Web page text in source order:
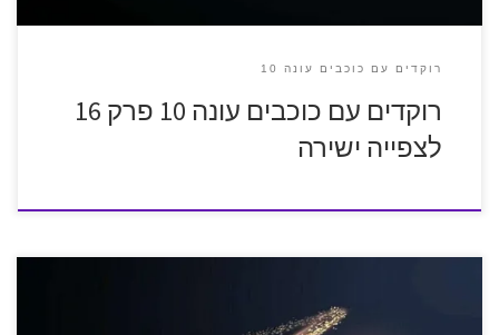
רוקדים עם כוכבים עונה 10
רוקדים עם כוכבים עונה 10 פרק 16
לצפייה ישירה